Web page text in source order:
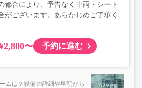
都合により、予告なく車両・シート
がございます。あらかじめご了承く
〜 予約に進む
ムは？設備の詳細や早朝から